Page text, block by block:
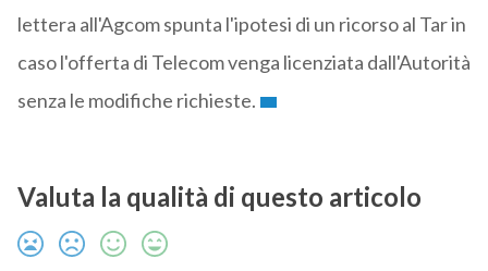
lettera all'Agcom spunta l'ipotesi di un ricorso al Tar in
caso l'offerta di Telecom venga licenziata dall'Autorità
senza le modifiche richieste.
Valuta la qualità di questo articolo